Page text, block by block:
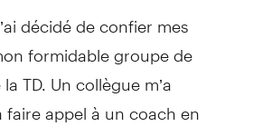
décidé de confier mes
formidable groupe de
TD. Un collègue m’a
appel à un coach en